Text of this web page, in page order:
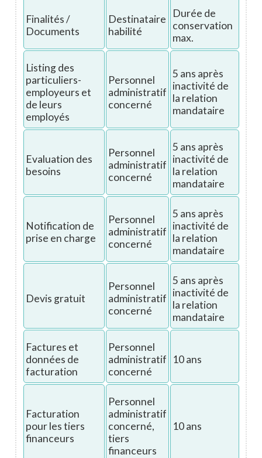
Finalités /
Documents
Destinataire
habilité
Durée de
conservation
max.
Listing des
particuliers-
employeurs et
de leurs
employés
Personnel
administratif
concerné
5 ans après
inactivité de
la relation
mandataire
Evaluation des
besoins
Personnel
administratif
concerné
5 ans après
inactivité de
la relation
mandataire
Notification de
prise en charge
Personnel
administratif
concerné
5 ans après
inactivité de
la relation
mandataire
Devis gratuit
Personnel
administratif
concerné
5 ans après
inactivité de
la relation
mandataire
Factures et
données de
facturation
Personnel
administratif
concerné
10 ans
Facturation
pour les tiers
financeurs
Personnel
administratif
concerné,
tiers
financeurs
10 ans